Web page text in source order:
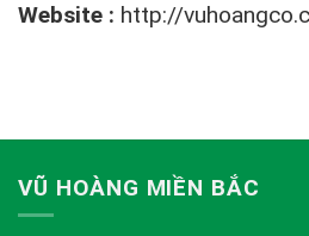
Website : http://
VŨ HOÀNG MIỀN BẮC